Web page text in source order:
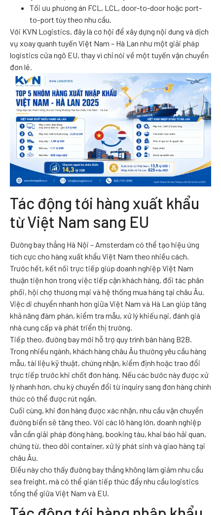
Tối ưu phương án FCL, LCL, door-to-door hoặc port-
to-port tùy theo nhu cầu.
Với KVN Logistics, đây là cơ hội để xây dựng nội dung và dịch
vụ xoay quanh tuyến Việt Nam – Hà Lan như một giải pháp
logistics cửa ngõ EU, thay vì chỉ nói về một tuyến vận chuyển
đơn lẻ.
Tác động tới hàng xuất khẩu
từ Việt Nam sang EU
Đường bay thẳng Hà Nội – Amsterdam có thể tạo hiệu ứng
tích cực cho hàng xuất khẩu Việt Nam theo nhiều cách.
Trước hết, kết nối trực tiếp giúp doanh nghiệp Việt Nam
thuận tiện hơn trong việc tiếp cận khách hàng, đối tác phân
phối, hội chợ thương mại và hệ thống mua hàng tại châu Âu.
Việc di chuyển nhanh hơn giữa Việt Nam và Hà Lan giúp tăng
khả năng đàm phán, kiểm tra mẫu, xử lý khiếu nại, đánh giá
nhà cung cấp và phát triển thị trường.
Tiếp theo, đường bay mới hỗ trợ quy trình bán hàng B2B.
Trong nhiều ngành, khách hàng châu Âu thường yêu cầu hàng
mẫu, tài liệu kỹ thuật, chứng nhận, kiểm định hoặc trao đổi
trực tiếp trước khi chốt đơn hàng. Nếu các bước này được xử
lý nhanh hơn, chu kỳ chuyển đổi từ inquiry sang đơn hàng chính
thức có thể được rút ngắn.
Cuối cùng, khi đơn hàng được xác nhận, nhu cầu vận chuyển
đường biển sẽ tăng theo. Với các lô hàng lớn, doanh nghiệp
vẫn cần giải pháp đóng hàng, booking tàu, khai báo hải quan,
chứng từ, theo dõi container, xử lý phát sinh và giao hàng tại
châu Âu.
Điều này cho thấy đường bay thẳng không làm giảm nhu cầu
sea freight, mà có thể gián tiếp thúc đẩy nhu cầu logistics
tổng thể giữa Việt Nam và EU.